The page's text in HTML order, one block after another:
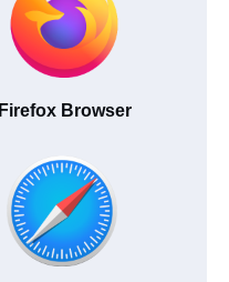
Firefox Browser